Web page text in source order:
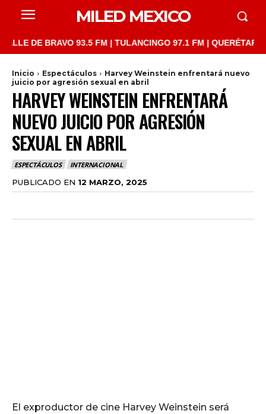
MILED MEXICO
DE BRAVO 93.5 FM | TULANCINGO 97.1 FM | QUERÉTARO
Inicio Espectáculos
Harvey Weinstein enfrentará nuevo
juicio por agresión sexual en abril
HARVEY WEINSTEIN ENFRENTARÁ
NUEVO JUICIO POR AGRESIÓN
SEXUAL EN ABRIL
ESPECTÁCULOS INTERNACIONAL
PUBLICADO EN 12 MARZO, 2025
El exproductor de cine Harvey Weinstein será